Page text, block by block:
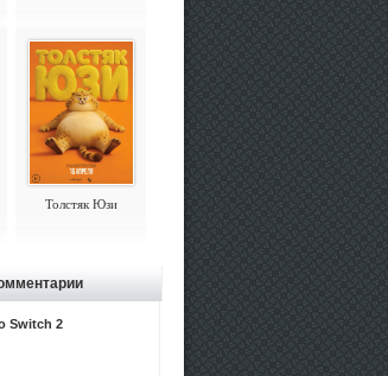
Толстяк Юзи
Switch 2